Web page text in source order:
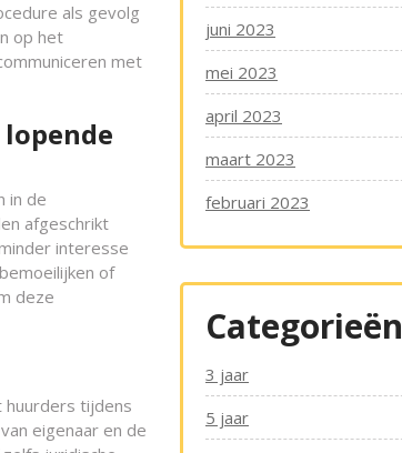
als gevolg
op het
met
in de
afgeschrikt
interesse
of
deze
huurders tijdens
eigenaar en de
juni 2023
mei 2023
april 2023
maart 2023
februari 2023
Categorieën
3 jaar
5 jaar